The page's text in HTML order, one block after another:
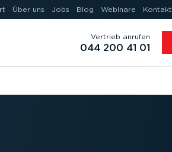
Über uns Jobs Blog Webinare Kontakt
Vertrieb anrufen
044 200 41 01